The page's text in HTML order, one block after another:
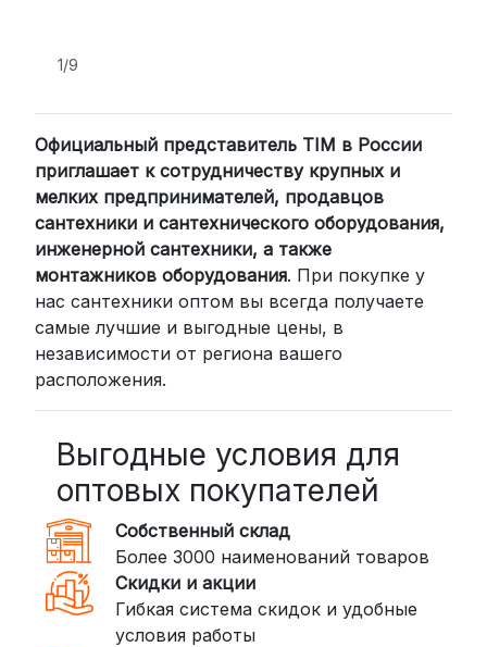
компании (СДЭК, BoxBerry, DPD)
Для клиентов из других регионов
России мы сотрудничаем с
проверенными транспортными
компаниями:
СДЭК: Выбирайте доставку до
пункта выдачи (от 2 дней) или
курьером до двери (от 3 дней).
Стоимость начинается от300
рублей
пунктов выдачи или курьером.
Сроки — от 2 дней, стоимость — от
350 рублей
DPD: Международная служба
доставки, которая работает и
внутри России. Сроки — от 2 дней,
стоимость — от 400 рублей
1/9
Официальный представитель TIM в России
приглашает к сотрудничеству крупных и
мелких предпринимателей, продавцов
сантехники и сантехнического оборудования,
инженерной сантехники, а также
монтажников оборудования. При покупке у
нас сантехники оптом вы всегда получаете
самые лучшие и выгодные цены, в
независимости от региона вашего
расположения.
Выгодные условия для
оптовых покупателей
Собственный склад
Более 3000 наименований товаров
Скидки и акции
Гибкая система скидок и удобные
условия работы